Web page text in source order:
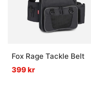
Fox Rage Tackle Belt
399 kr